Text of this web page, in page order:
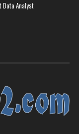
Data Analyst